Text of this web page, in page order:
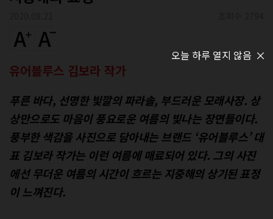
유어블루스 김보라 작가
푸른 바다, 선명한 빛깔의 파라솔, 부드러운 모래사장. 상
상만으로도 마음이 풍요로운 여름의 빛나는 장면들이다.
풍부한 색감을 사진으로 담아내는 브랜드 ‘유어블루스’ 대
표 김보라 작가는 이런 여름에 매료되어 있다. 그의 사진
에선 무더운 여름의 시간이 흐르는 지중해의 상기된 표정
이 느껴진다.
오늘 하루 열지 않음